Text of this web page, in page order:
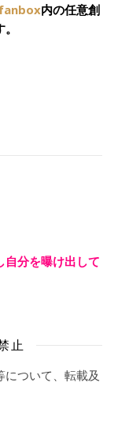
内の任意創
自分を曝け出して
止
ついて、転載及